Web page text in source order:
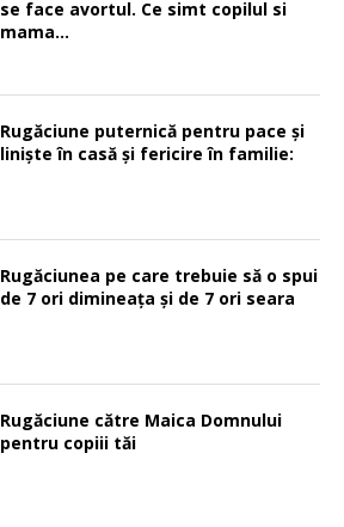
se face avortul. Ce simt copilul si
mama…
Rugăciune puternică pentru pace şi
linişte în casă şi fericire în familie:
Rugăciunea pe care trebuie să o spui
de 7 ori dimineața și de 7 ori seara
Rugăciune către Maica Domnului
pentru copiii tăi